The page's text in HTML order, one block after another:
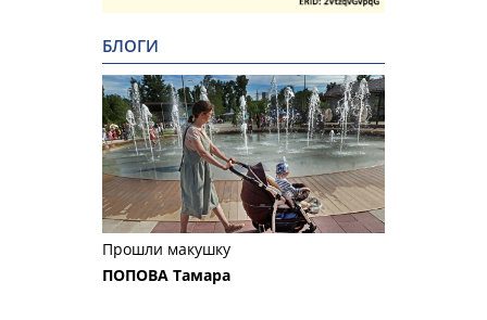
БЛОГИ
Прошли макушку
ПОПОВА Тамара